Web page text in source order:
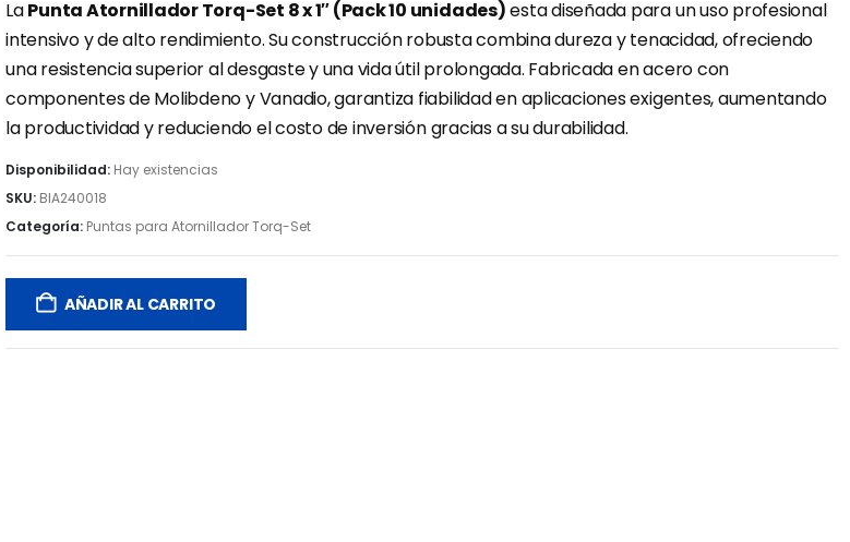
LaPunta Atornillador Torq-Set 8 x 1″ (Pack 10 unidades)esta diseñada para un uso profesional
intensivo y de alto rendimiento. Su construcción robusta combina dureza y tenacidad, ofreciendo
una resistencia superior al desgaste y una vida útil prolongada. Fabricada en acero con
componentes de Molibdeno y Vanadio, garantiza fiabilidad en aplicaciones exigentes, aumentando
la productividad y reduciendo el costo de inversión gracias a su durabilidad.
Disponibilidad: Hay existencias
SKU: BIA240018
Categoría: Puntas para Atornillador Torq-Set
AÑADIR AL CARRITO